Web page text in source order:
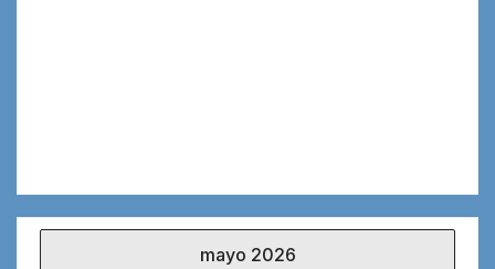
mayo 2026